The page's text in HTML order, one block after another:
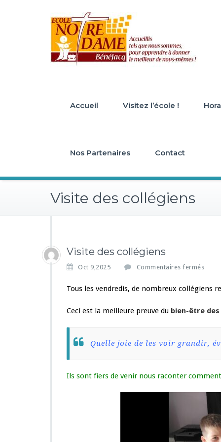
Accueil Visitez l’école !
Nos Partenaires Contact
Visite des collégiens
Visite des collégiens
Oct 9,2025 Commentaires fermés
r
s
e
s
o
l
l
é
g
Tous les vendredis, de nombreux collégiens
Ceci est la meilleure preuve du bien-être des
Quelle joie de les voir grandir,
Ils sont fiers de venir nous raconter